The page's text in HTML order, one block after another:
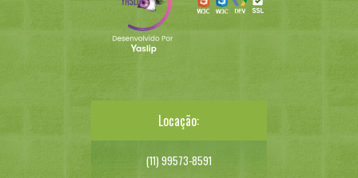
Locação:
(11) 99573-8591